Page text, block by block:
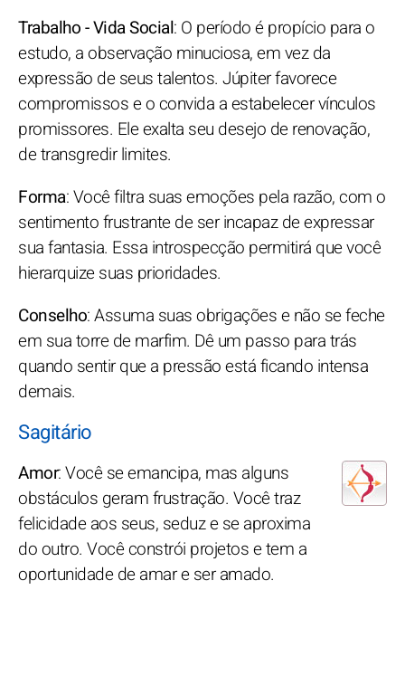
Trabalho - Vida Social: O período é propício para o
estudo, a observação minuciosa, em vez da
expressão de seus talentos. Júpiter favorece
compromissos e o convida a estabelecer vínculos
promissores. Ele exalta seu desejo de renovação,
de transgredir limites.
Forma: Você filtra suas emoções pela razão, com o
sentimento frustrante de ser incapaz de expressar
sua fantasia. Essa introspecção permitirá que você
hierarquize suas prioridades.
Conselho: Assuma suas obrigações e não se feche
em sua torre de marfim. Dê um passo para trás
quando sentir que a pressão está ficando intensa
demais.
Sagitário
Amor: Você se emancipa, mas alguns
obstáculos geram frustração. Você traz
felicidade aos seus, seduz e se aproxima
do outro. Você constrói projetos e tem a
oportunidade de amar e ser amado.